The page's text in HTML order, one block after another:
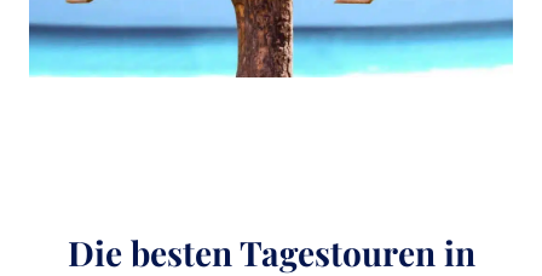
Die besten Tagestouren in